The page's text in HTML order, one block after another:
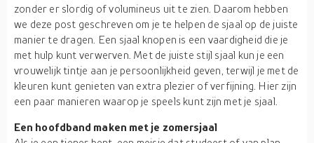
zonder er slordig of volumineus uit te zien. Daarom hebben
we deze post geschreven om je te helpen de sjaal op de juiste
manier te dragen. Een sjaal knopen is een vaardigheid die je
met hulp kunt verwerven. Met de juiste stijl sjaal kun je een
vrouwelijk tintje aan je persoonlijkheid geven, terwijl je met de
kleuren kunt genieten van extra plezier of verfijning. Hier zijn
een paar manieren waarop je speels kunt zijn met je sjaal.
Een hoofdband maken met je zomersjaal